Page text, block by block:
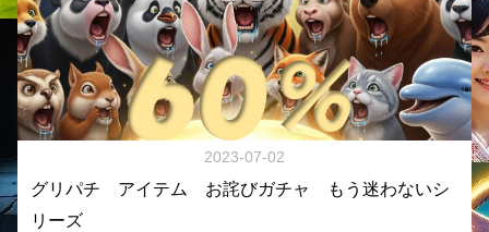
2023-07-02
グリパチ アイテム お詫びガチャ もう迷わないシ
リーズ